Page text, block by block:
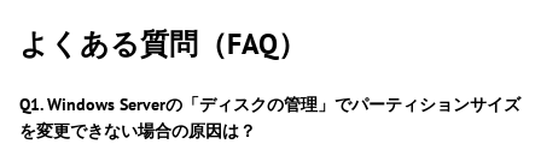
よくある質問（FAQ）
Q1. Windows Serverの「ディスクの管理」でパーティションサイズ
を変更できない場合の原因は？